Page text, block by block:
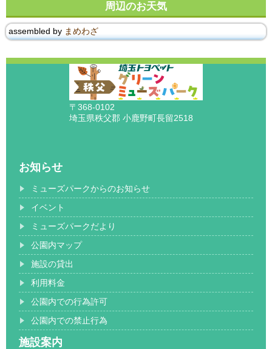
周辺のお天気
assembled by まめわざ
〒368-0102
埼玉県秩父郡 小鹿野町長留2518
お知らせ
ミューズパークからのお知らせ
イベント
ミューズパークだより
公園内マップ
施設の貸出
利用料金
公園内での行為許可
公園内での禁止行為
施設案内